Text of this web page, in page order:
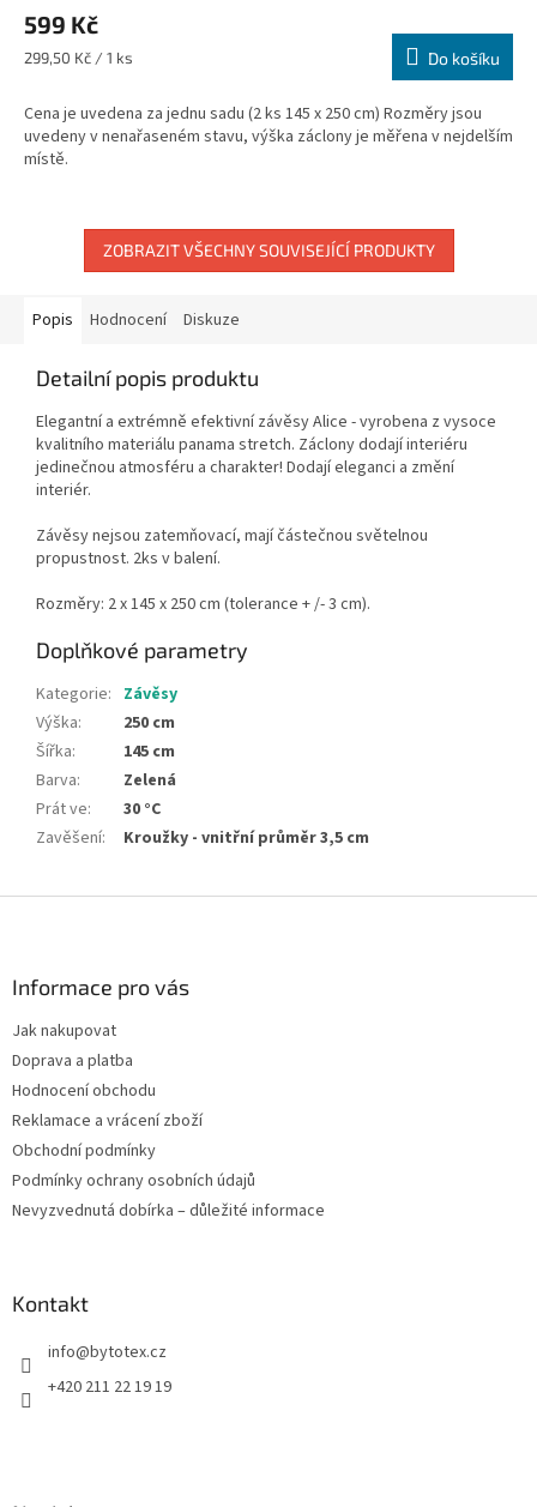
599 Kč
Měrná
299,50 Kč / 1 ks Do košíku
Cena je uvedena za jednu sadu (2 ks 145 x 250 cm) Rozměry jsou
uvedeny v nenařaseném stavu, výška záclony je měřena v nejdelším
místě.
ZOBRAZIT VŠECHNY SOUVISEJÍCÍ PRODUKTY
Popis Hodnocení Diskuze
Detailní popis produktu
Elegantní a extrémně efektivní závěsy Alice - vyrobena z vysoce
kvalitního materiálu panama stretch. Záclony dodají interiéru
jedinečnou atmosféru a charakter! Dodají eleganci a změní
interiér.
Závěsy nejsou zatemňovací, mají částečnou světelnou
propustnost. 2ks v balení.
Rozměry: 2 x 145 x 250 cm (tolerance + /- 3 cm).
Doplňkové parametry
Kategorie: Závěsy
Výška:
250 cm
Šířka:
145 cm
Barva:
Zelená
Prát ve:
30 °C
Zavěšení: Kroužky - vnitřní průměr 3,5 cm
Informace pro vás
Jak nakupovat
Doprava a platba
Hodnocení obchodu
Reklamace a vrácení zboží
Obchodní podmínky
Podmínky ochrany osobních údajů
Nevyzvednutá dobírka – důležité informace
Kontakt
info@bytotex.cz
+420 211 22 19 19